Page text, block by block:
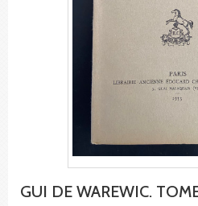
GUI DE WAREWIC.